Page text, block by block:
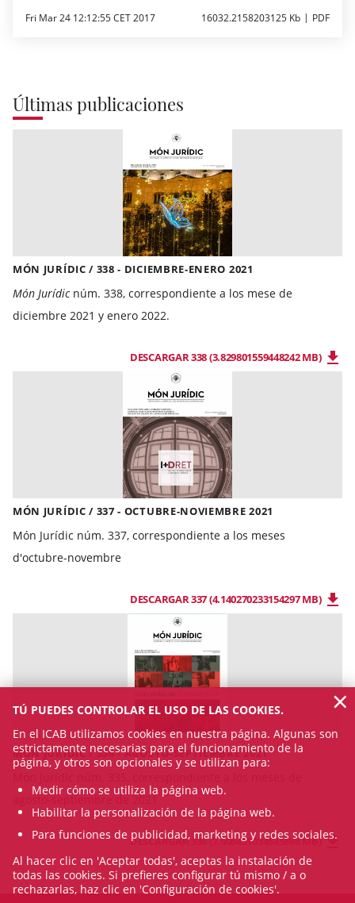
Fri Mar 24 12:12:55 CET 2017 16032.2158203125 Kb PDF
Últimas publicaciones
MÓN JURÍDIC / 338 - DICIEMBRE-ENERO 2021
Món Jurídicnúm. 338, correspondiente a los mese de
diciembre 2021 y enero 2022.
DESCARGAR 338 (3.829801559448242 MB)
MÓN JURÍDIC / 337 - OCTUBRE-NOVIEMBRE 2021
Món Jurídic núm. 337, correspondiente a los meses
d'octubre-novembre
DESCARGAR 337 (4.140270233154297 MB)
MÓN JURÍDIC / 336 - AGOSTO-SEPTIEMBRE 2021
agosto-septiembre de 2021
DESCARGAR 336 (7.606451034545898 MB)
TÚ PUEDES CONTROLAR EL USO DE LAS COOKIES.
En el ICAB utilizamos cookies en nuestra página. Algunas son
estrictamente necesarias para el funcionamiento de la
página, y otros son opcionales y se utilizan para:
Medir cómo se utiliza la página web.
Habilitar la personalización de la página web.
Para funciones de publicidad, marketing y redes sociales.
Al hacer clic en 'Aceptar todas', aceptas la instalación de
todas las cookies. Si prefieres configurar tú mismo / a o
rechazarlas, haz clic en 'Configuración de cookies'.
×